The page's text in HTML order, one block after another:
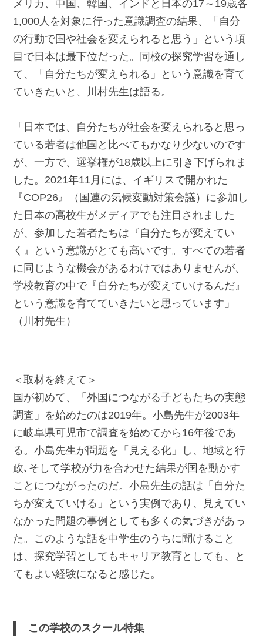
メリカ、中国、韓国、インドと日本の17～19歳各
1,000人を対象に行った意識調査の結果、「自分
の行動で国や社会を変えられると思う」という項
目で日本は最下位だった。同校の探究学習を通し
て、「自分たちが変えられる」という意識を育て
ていきたいと、川村先生は語る。
「日本では、自分たちが社会を変えられると思っ
ている若者は他国と比べてもかなり少ないのです
が、一方で、選挙権が18歳以上に引き下げられま
した。2021年11月には、イギリスで開かれた
『COP26』（国連の気候変動対策会議）に参加し
た日本の高校生がメディアでも注目されました
が、参加した若者たちは『自分たちが変えてい
く』という意識がとても高いです。すべての若者
に同じような機会があるわけではありませんが、
学校教育の中で『自分たちが変えていけるんだ』
という意識を育てていきたいと思っています」
（川村先生）
＜取材を終えて＞
国が初めて、「外国につながる子どもたちの実態
調査」を始めたのは2019年。小島先生が2003年
に岐阜県可児市で調査を始めてから16年後であ
る。小島先生が問題を「見える化」し、地域と行
政､そして学校が力を合わせた結果が国を動かす
ことにつながったのだ。小島先生の話は「自分た
ちが変えていける」という実例であり、見えてい
なかった問題の事例としても多くの気づきがあっ
た。このような話を中学生のうちに聞けること
は、探究学習としてもキャリア教育としても、と
てもよい経験になると感じた。
この学校のスクール特集